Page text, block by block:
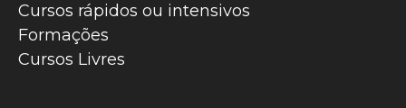
Cursos rápidos ou intensivos
Formações
Cursos Livres